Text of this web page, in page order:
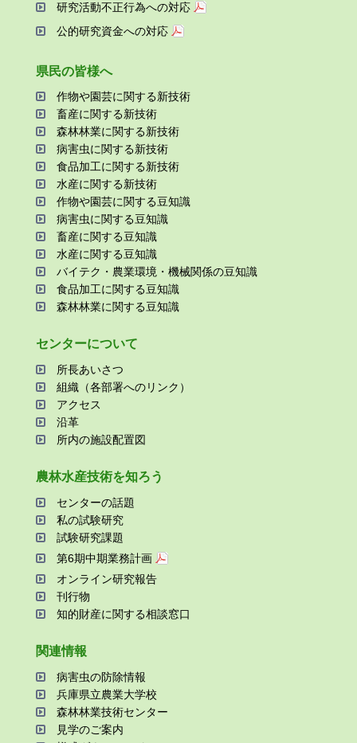
研究活動不正⾏為への対応
公的研究資金への対応
県⺠の皆様へ
作物や園芸に関する新技術
畜産に関する新技術
森林林業に関する新技術
病害⾍に関する新技術
⾷品加⼯に関する新技術
⽔産に関する新技術
作物や園芸に関する⾖知識
病害⾍に関する⾖知識
畜産に関する⾖知識
⽔産に関する⾖知識
バイテク・農業環境・機械関係の⾖知識
⾷品加⼯に関する⾖知識
森林林業に関する⾖知識
センターについて
所⻑あいさつ
組織（各部署へのリンク）
アクセス
沿⾰
所内の施設配置図
農林⽔産技術を知ろう
センターの話題
私の試験研究
試験研究課題
第6期中期業務計画
オンライン研究報告
刊⾏物
知的財産に関する相談窓⼝
関連情報
病害⾍の防除情報
兵庫県⽴農業⼤学校
森林林業技術センター
⾒学のご案内